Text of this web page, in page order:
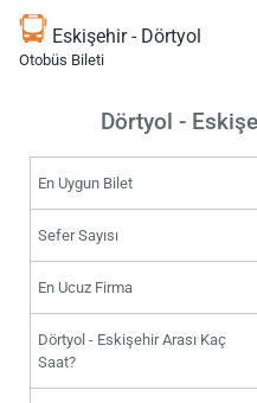
Eskişehir - Dörtyol
Otobüs Bileti
Dörtyol -
En Uygun Bilet
Sefer Sayısı
En Ucuz Firma
Dörtyol - Eskişehir Arası Kaç
Saat?